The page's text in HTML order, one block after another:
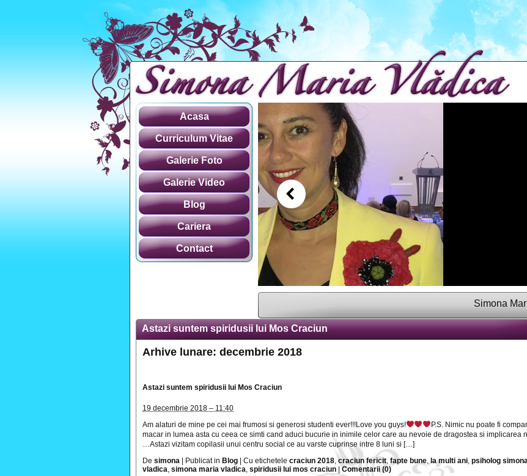
Simona Maria
Acasa
Curriculum Vitae
Galerie Foto
Galerie Video
Blog
Cariera
Contact
Astazi suntem spiridusii lui Mos Craciun
Arhive lunare: decembrie 2018
Astazi suntem spiridusii lui Mos Craciun
19 decembrie 2018 – 11:40
Am alaturi de mine pe cei mai frumosi si generosi studenti ever!!!Love you guys!
P.S. Nimic nu poate fi
macar in lumea asta cu ceea ce simti cand aduci bucurie in inimile celor care au nevoie de dragostea si implicarea
…Astazi vizitam copilasii unui centru social ce au varste cuprinse intre 8 luni si […]
De simona Publicat in Blog Cu etichetele craciun 2018,craciun fericit, fapte bune, la multi ani, psiholog
vladica, simona maria vladica, spiridusii lui mos craciun Comentarii (0)